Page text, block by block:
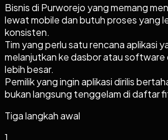
Bisnis di Purworejo yang memang
lewat mobile dan butuh proses yang
konsisten.
Tim yang perlu satu rencana aplikasi
melanjutkan ke dasbor atau software
lebih besar.
Pemilik yang ingin aplikasi dirilis
bukan langsung tenggelam di daftar
Tiga langkah awal
1